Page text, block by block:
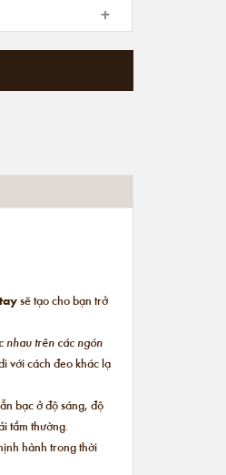
+
sẽ tạo cho bạn trở
nhau trên các ngón
với cách đeo khác lạ
bạc ở độ sáng, độ
tầm thường.
hành trong thời